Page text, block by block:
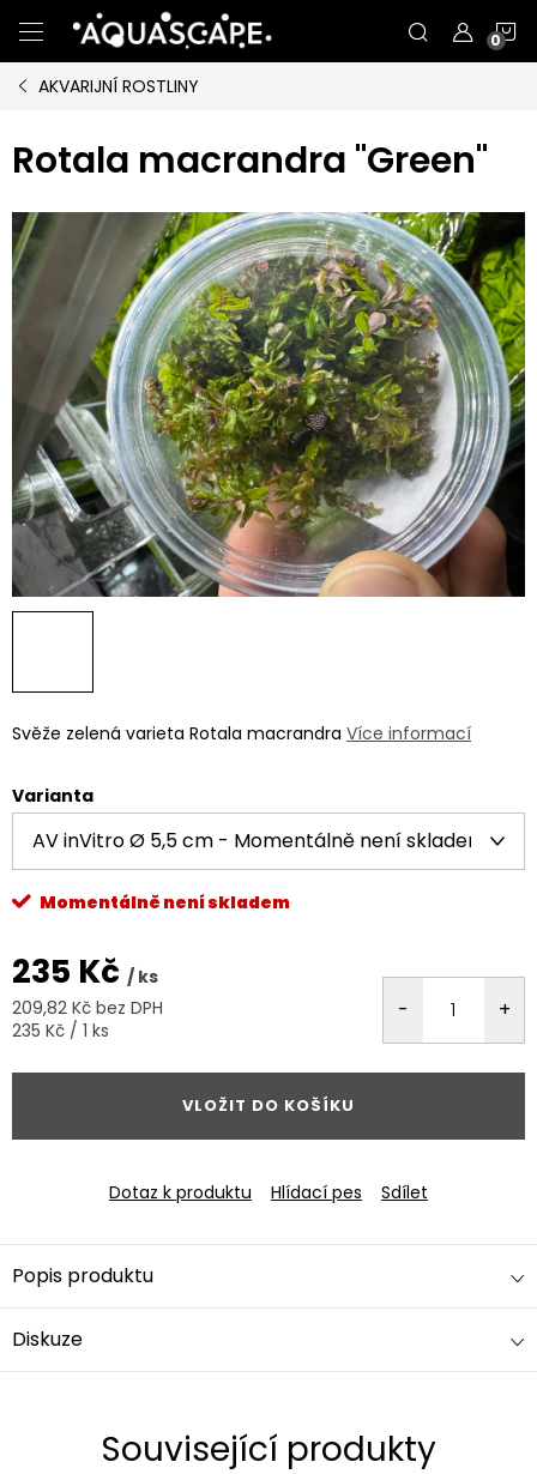
na
obsah
AKVARIJNÍ ROSTLINY
Rotala macrandra "Green"
Svěže zelená varieta Rotala macrandra Více informací
Varianta
Momentálně není skladem
235 Kč / ks
209,82 Kč bez DPH
Měrná
235 Kč / 1 ks
VLOŽIT DO KOŠÍKU
Dotaz k produktu Hlídací pes Sdílet
Popis produktu
Diskuze
Související produkty